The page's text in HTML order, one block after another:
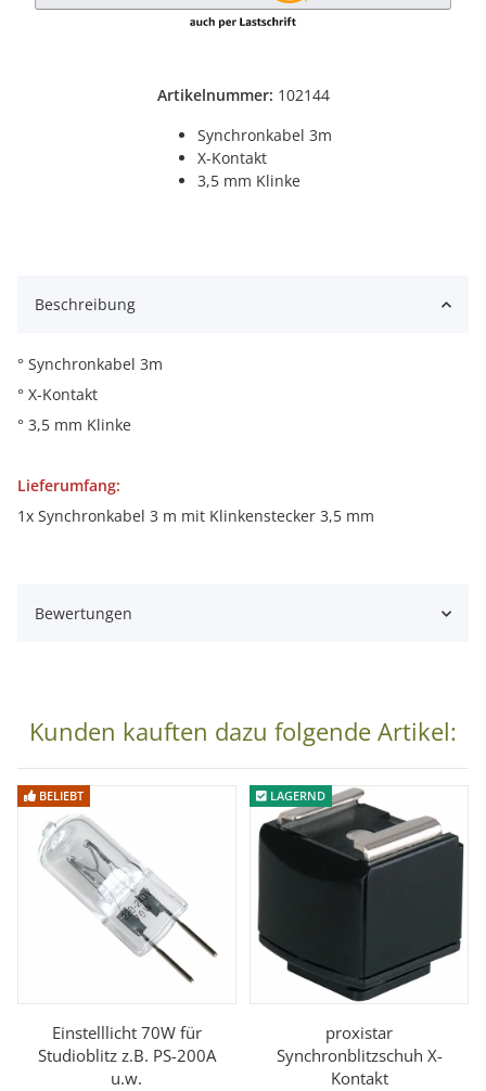
Artikelnummer: 102144
Synchronkabel 3m
X-Kontakt
3,5 mm Klinke
Beschreibung
° Synchronkabel 3m
° X-Kontakt
° 3,5 mm Klinke
Lieferumfang:
1x Synchronkabel 3 m mit Klinkenstecker 3,5 mm
Bewertungen
Kunden kauften dazu folgende Artikel:
BELIEBT
Einstelllicht 70W für
Studioblitz z.B. PS-200A
u.w.
LAGERND
proxistar
Synchronblitzschuh X-
Kontakt